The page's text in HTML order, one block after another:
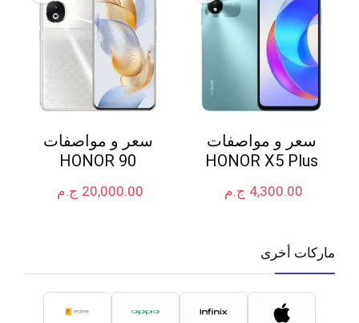
سعر و مواصفات
HONOR X5 Plus
ج.م 4,300.00
سعر و مواصفات
HONOR 90
ج.م 20,000.00
ماركات أخرى